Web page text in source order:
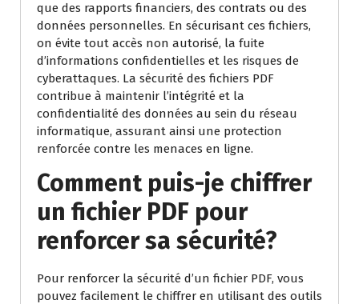
que des rapports financiers, des contrats ou des
données personnelles. En sécurisant ces fichiers,
on évite tout accès non autorisé, la fuite
d’informations confidentielles et les risques de
cyberattaques. La sécurité des fichiers PDF
contribue à maintenir l’intégrité et la
confidentialité des données au sein du réseau
informatique, assurant ainsi une protection
renforcée contre les menaces en ligne.
Comment puis-je chiffrer
un fichier PDF pour
renforcer sa sécurité?
Pour renforcer la sécurité d’un fichier PDF, vous
pouvez facilement le chiffrer en utilisant des outils